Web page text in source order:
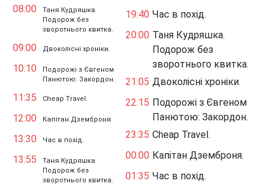
08:00
Таня Кудряшка.
Подорож без
зворотнього квитка.
09:00 Двоколісні хроніки.
10:10
Подорожі з Євгеном
Панютою: Закордон.
11:35 Cheap Travel.
12:00 Капітан Дземброня.
13:30 Час в похід.
13:55
Таня Кудряшка.
Подорож без
зворотнього квитка.
19:40 Час в похід.
20:00 Таня Кудряшка.
Подорож без
зворотнього квитка.
21:05 Двоколісні хроніки.
22:15 Подорожі з Євгеном
Панютою: Закордон.
23:35 Cheap Travel.
00:00 Капітан Дземброня.
01:35 Час в похід.